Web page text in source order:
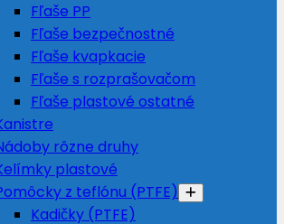
Fľaše PP
Fľaše bezpečnostné
Fľaše kvapkacie
Fľaše s rozprašovačom
Fľaše plastové ostatné
rôzne druhy
plastové
z teflónu (PTFE)
Kadičky (PTFE)